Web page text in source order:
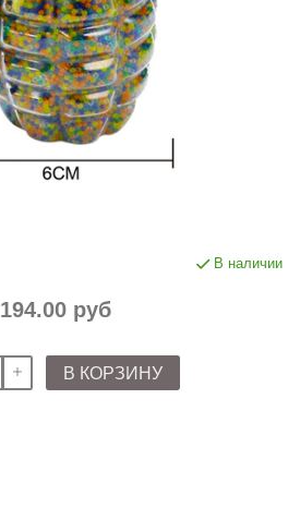
В наличии
194.00 руб
В КОРЗИНУ